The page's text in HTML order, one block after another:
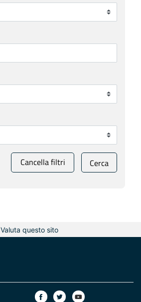
Cancella filtri Cerca
Valuta questo sito